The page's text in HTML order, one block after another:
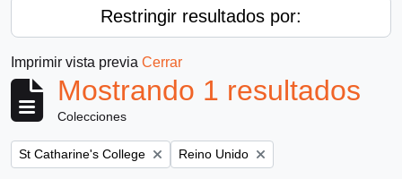
Restringir resultados por:
Imprimir vista previa Cerrar
Mostrando 1 resultados
Colecciones
Remove filter:
St Catharine's College Remove filter:
Reino Unido